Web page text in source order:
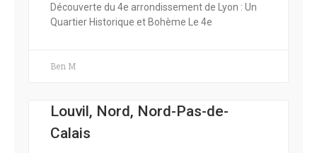
Découverte du 4e arrondissement de Lyon : Un
Quartier Historique et Bohème Le 4e
Ben M
Louvil, Nord, Nord-Pas-de-
Calais